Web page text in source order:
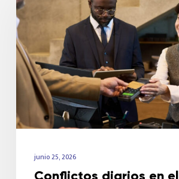
junio 25, 2026